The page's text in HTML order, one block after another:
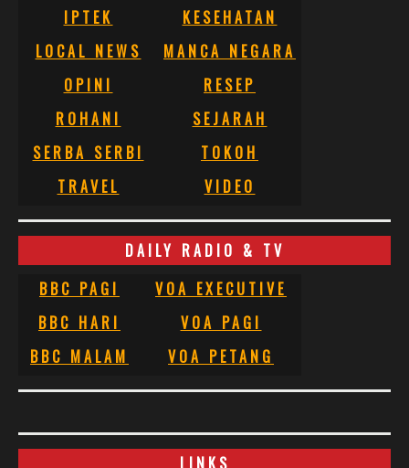
IPTEK
KESEHATAN
LOCAL NEWS
MANCA NEGARA
OPINI
RESEP
ROHANI
SEJARAH
SERBA SERBI
TOKOH
TRAVEL
VIDEO
DAILY RADIO & TV
BBC PAGI
VOA EXECUTIVE
BBC HARI
VOA PAGI
BBC MALAM
VOA PETANG
LINKS